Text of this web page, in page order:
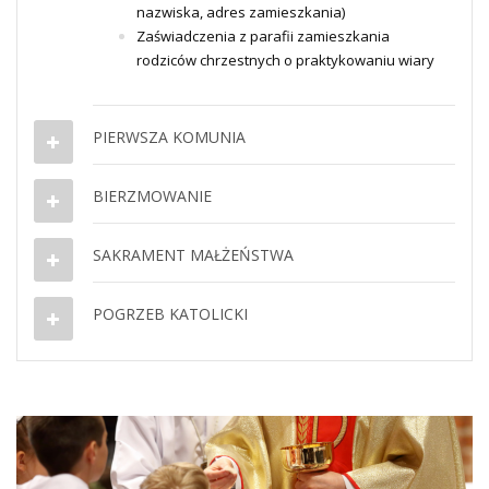
nazwiska, adres zamieszkania)
Zaświadczenia z parafii zamieszkania
rodziców chrzestnych o praktykowaniu wiary
PIERWSZA KOMUNIA
BIERZMOWANIE
SAKRAMENT MAŁŻEŃSTWA
POGRZEB KATOLICKI